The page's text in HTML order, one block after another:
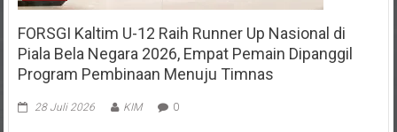
FORSGI Kaltim U-12 Raih Runner Up Nasional di
Piala Bela Negara 2026, Empat Pemain Dipanggil
Program Pembinaan Menuju Timnas
28 Juli 2026 KIM 0